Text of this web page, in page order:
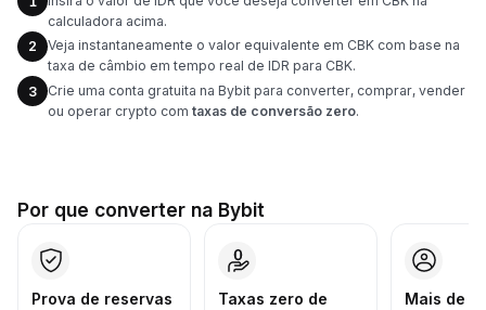
calculadora acima.
2
Veja instantaneamente o valor equivalente em CBK com base na
taxa de câmbio em tempo real de IDR para CBK.
3
Crie uma conta gratuita na Bybit para converter, comprar, vender
ou operar crypto com taxas de conversão zero.
Por que converter na Bybit
Prova de reservas
Taxas zero de
Mais de